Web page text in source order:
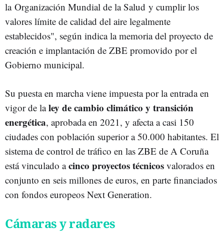
la Organización Mundial de la Salud y cumplir los
valores límite de calidad del aire legalmente
establecidos", según indica la memoria del proyecto de
creación e implantación de ZBE promovido por el
Gobierno municipal.
Su puesta en marcha viene impuesta por la entrada en
vigor de laley de cambio climático y transición
energética, aprobada en 2021, y afecta a casi 150
ciudades con población superior a 50.000 habitantes. El
sistema de control de tráfico en las ZBE de A Coruña
está vinculado acinco proyectos técnicos valorados en
conjunto en seis millones de euros, en parte financiados
con fondos europeos Next Generation.
Cámaras y radares